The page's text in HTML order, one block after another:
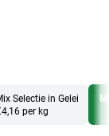
Selectie in Gelei
per kg